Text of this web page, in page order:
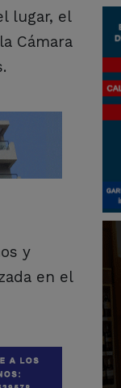
lugar, el
Cámara
y
en el